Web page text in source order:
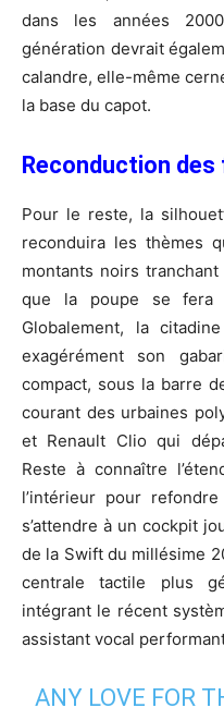
dans les années
génération devrait
calandre, elle-même
la base du capot.
Reconduction
Pour le reste, la
reconduira les thèmes
montants noirs
que la poupe se fera
Globalement, la
exagérément son
compact, sous la barre
courant des urbaines
et Renault Clio qui
Reste à connaître
l’intérieur pour
s’attendre à un cockpit
de la Swift du millésime
centrale tactile plus
intégrant le récent
assistant vocal
ANY LOVE FOR